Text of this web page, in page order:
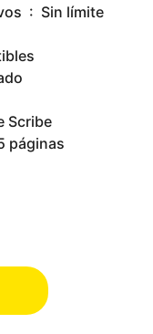
Uso simultáneo de dispositivos ‏ : ‎ Sin límite
Kindle Scribe
: ‎ 485 páginas